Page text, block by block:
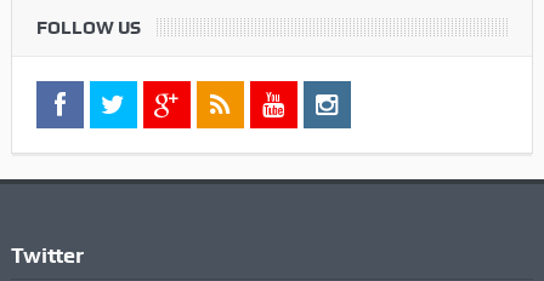
FOLLOW US
Twitter